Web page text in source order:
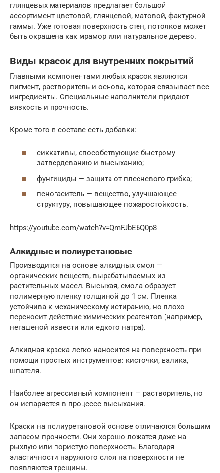
глянцевых материалов предлагает большой
ассортимент цветовой, глянцевой, матовой, фактурной
гаммы. Уже готовая поверхность стен, потолков может
быть окрашена как мрамор или натуральное дерево.
Виды красок для внутренних покрытий
Главными компонентами любых красок являются
пигмент, растворитель и основа, которая связывает все
ингредиенты. Специальные наполнители придают
вязкость и прочность.
Кроме того в составе есть добавки:
сиккативы, способствующие быстрому
затвердеванию и высыханию;
фунгициды — защита от плесневого грибка;
пеногаситель — вещество, улучшающее
структуру, повышающее пожаростойкость.
https://youtube.com/watch?v=QmFJbE6Q0p8
Алкидные и полиуретановые
Производится на основе алкидных смол —
органических веществ, вырабатываемых из
растительных масел. Высыхая, смола образует
полимерную пленку толщиной до 1 см. Пленка
устойчива к механическому истиранию, но плохо
переносит действие химических реагентов (например,
негашеной извести или едкого натра).
Алкидная краска легко наносится на поверхность при
помощи простых инструментов: кисточки, валика,
шпателя.
Наиболее агрессивный компонент — растворитель, но
он испаряется в процессе высыхания.
Краски на полиуретановой основе отличаются большим
запасом прочности. Они хорошо ложатся даже на
рыхлую или пористую поверхность. Благодаря
эластичности наружного слоя на поверхности не
появляются трещины.